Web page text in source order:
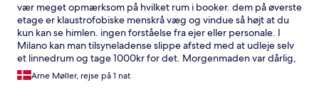
vær meget opmærksom på hvilket rum i booker. dem på øverste
etage er klaustrofobiske menskrå væg og vindue så højt at du
kun kan se himlen. ingen forståelse fra ejer eller personale. I
Milano kan man tilsyneladense slippe afsted med at udleje selv
et linnedrum og tage 1000kr for det. Morgenmaden var dårlig,
næsten alt pakket i plast, ost bukker enderne op og ingen
ordentlig brød kaffen ok men kun 1 kop pr. person
Arne Møller, rejse på 1 nat